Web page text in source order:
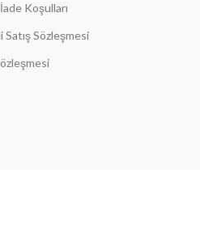
Koşulları
Satış Sözleşmesi